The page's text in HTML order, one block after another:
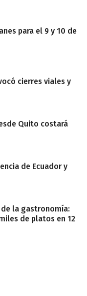
para el 9 y 10 de
cierres viales y
Quito costará
de Ecuador y
de la gastronomía:
de platos en 12